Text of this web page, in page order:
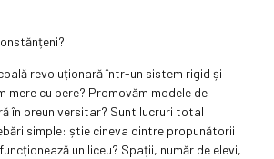
revoluționară într-un sistem rigid și
mere cu pere? Promovăm modele de
în preuniversitar? Sunt lucruri total
simple: știe cineva dintre propunătorii
un liceu? Spații, număr de elevi,